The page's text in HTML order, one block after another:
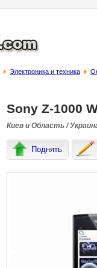
Электроника и техника
Sony Z-1000
Киев и Область /
Поднять